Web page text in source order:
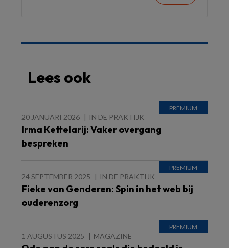
Lees ook
20 JANUARI 2026 IN DE PRAKTIJK
Irma Kettelarij: Vaker overgang
bespreken
24 SEPTEMBER 2025 IN DE PRAKTIJK
Fieke van Genderen: Spin in het web bij
ouderenzorg
1 AUGUSTUS 2025 MAGAZINE